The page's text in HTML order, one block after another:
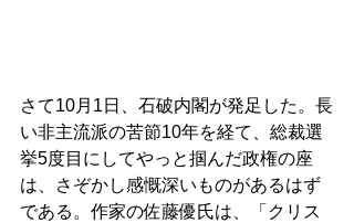
さて10月1日、石破内閣が発足した。長
い非主流派の苦節10年を経て、総裁選
挙5度目にしてやっと掴んだ政権の座
は、さぞかし感慨深いものがあるはず
である。作家の佐藤優氏は、「クリス